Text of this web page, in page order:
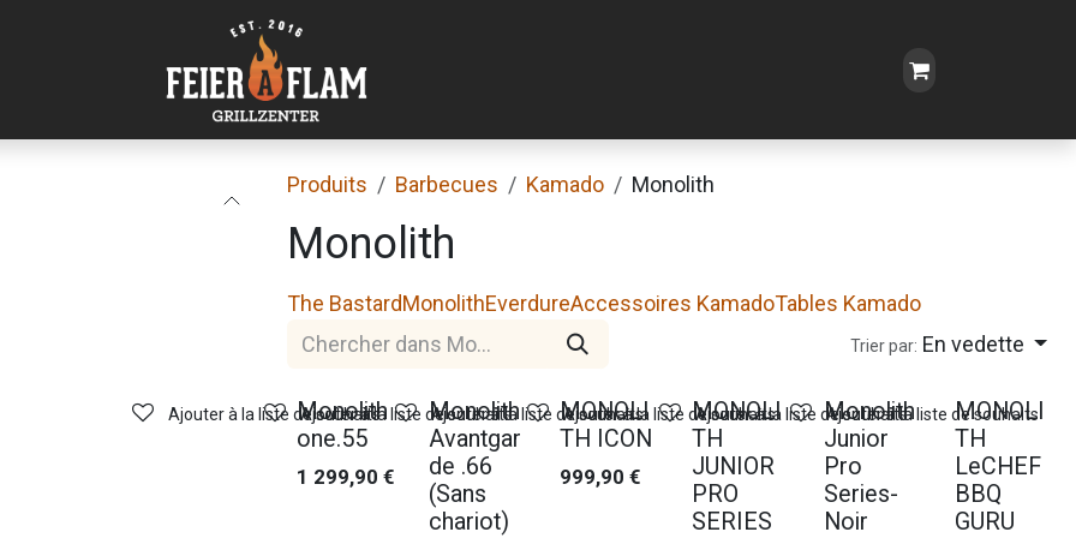
Produits Barbecues Kamado Monolith
Monolith
The BastardMonolithEverdureAccessoires KamadoTables Kamado
Trier par: En vedette
Monolith
one.55
1 299,90 €
Ajouter à la liste de souhaits
Monolith
Avantgar
de .66
(Sans
chariot)
Ajouter à la liste de souhaits
MONOLI
TH ICON
999,90 €
Ajouter à la liste de souhaits
MONOLI
TH
JUNIOR
PRO
SERIES
Ajouter à la liste de souhaits
Monolith
Junior
Pro
Series-
Noir
Ajouter à la liste de souhaits
MONOLI
TH
LeCHEF
BBQ
GURU
Ajouter à la liste de souhaits